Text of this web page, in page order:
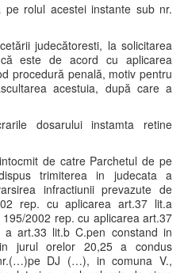
rolul acestei instante sub nr.
judecătoresti, la solicitarea
este de acord cu aplicarea
procedură penală, motiv pentru
acestuia, după care a
dosarului instamta retine
de catre Parchetul de pe
trimiterea in judecata a
infractiunii prevazute de
rep. cu aplicarea art.37 lit.a
2002 rep. cu aplicarea art.37
art.33 lit.b C.pen constand in
orelor 20,25 a condus
DJ (…), in comuna V.,